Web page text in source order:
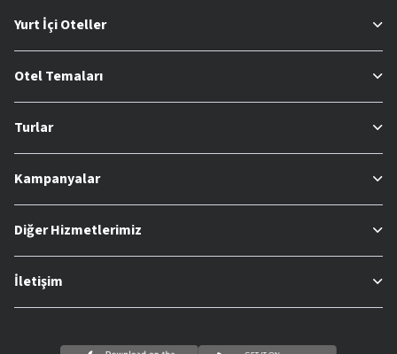
Yurt İçi Oteller
Otel Temaları
Turlar
Kampanyalar
Diğer Hizmetlerimiz
İletişim